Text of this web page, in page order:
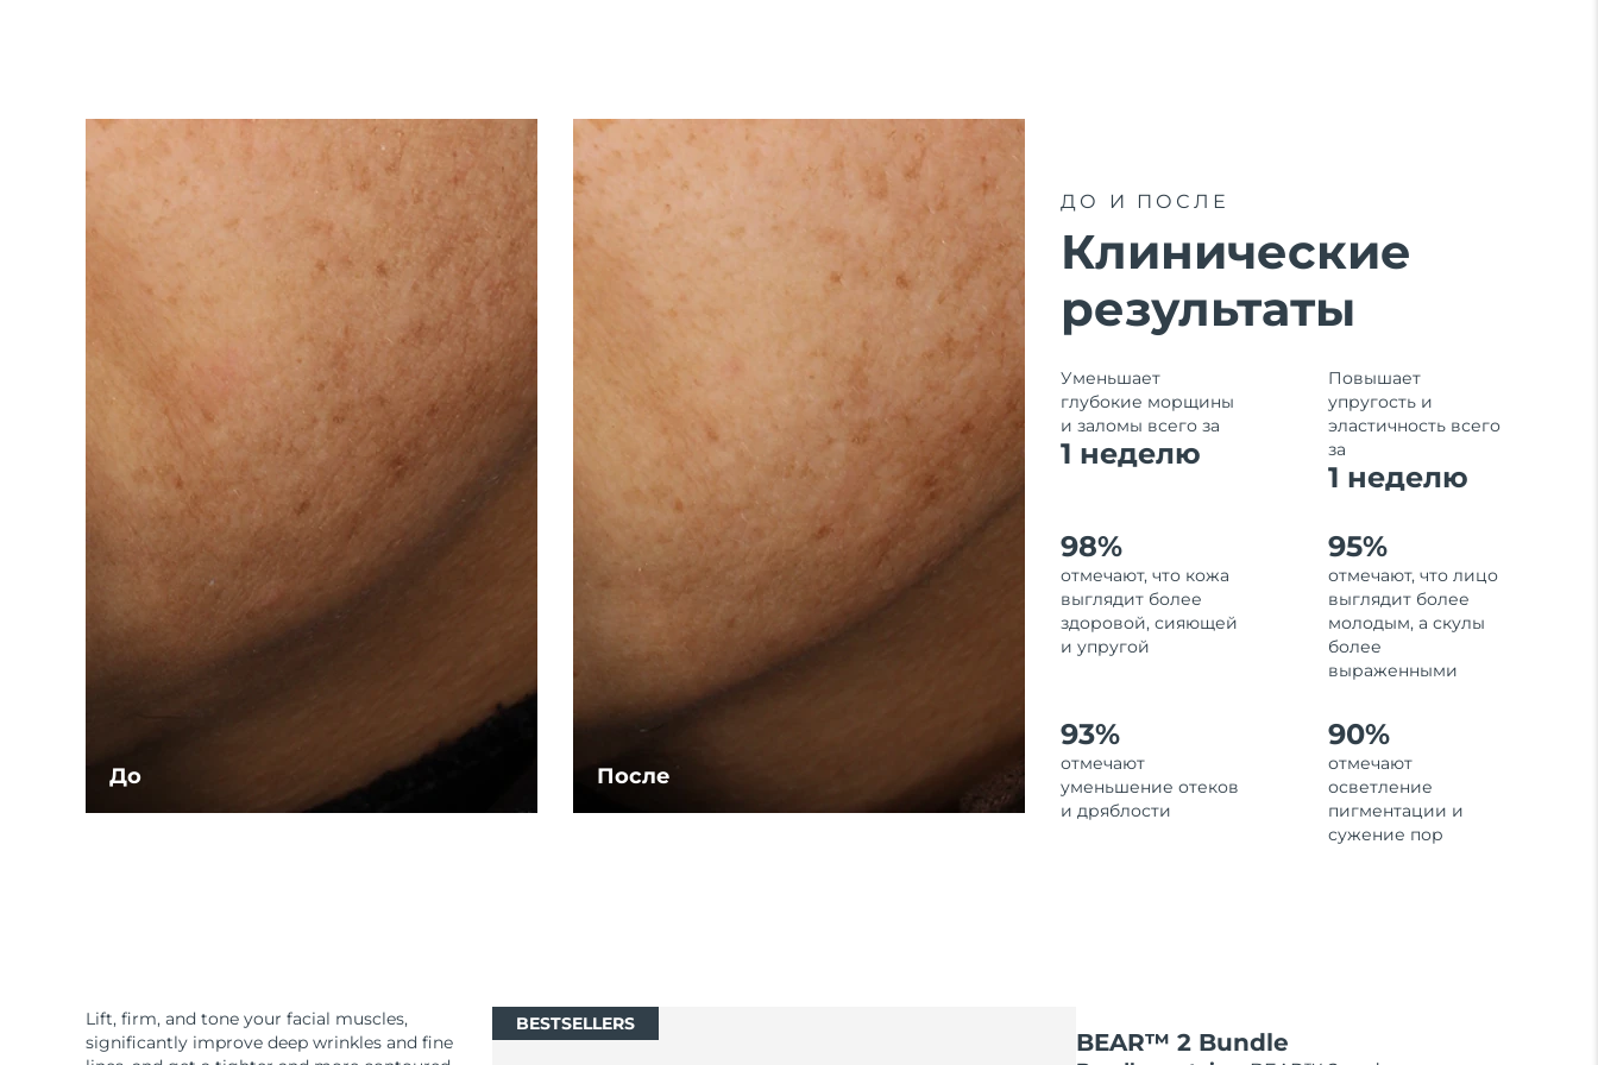
До После
ДО И ПОСЛЕ
Клинические
результаты
Уменьшает
глубокие морщины
и заломы всего за
1 неделю
Повышает
упругость и
эластичность всего
за
1 неделю
98%
отмечают, что кожа
выглядит более
здоровой, сияющей
и упругой
95%
отмечают, что лицо
выглядит более
молодым, а скулы
более
выраженными
93%
отмечают
уменьшение отеков
и дряблости
90%
отмечают
осветление
пигментации и
сужение пор
BESTSELLERS
BEAR™ 2 Bundle
Lift, firm, and tone your facial muscles,
significantly improve deep wrinkles and fine